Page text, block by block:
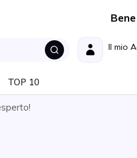
Bene
Il mio
TOP 10